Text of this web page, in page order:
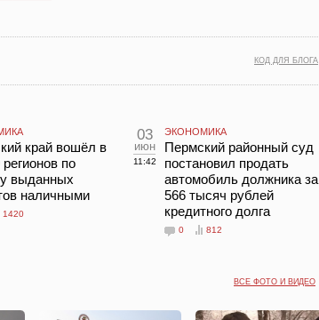
КОД ДЛЯ БЛОГА
край вошёл в
по
выданных
наличными
1420
03
июн
11:42
ЭКОНОМИКА
Пермский районный суд
постановил продать
автомобиль должника за
566 тысяч рублей
кредитного долга
0 812
ВСЕ ФОТО И ВИДЕО